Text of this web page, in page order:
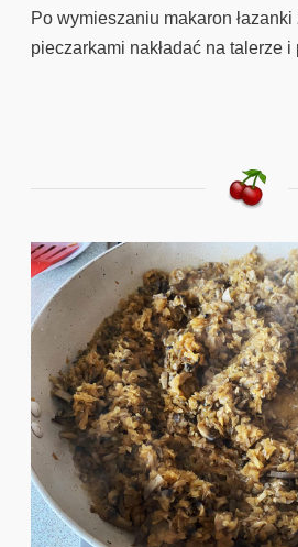
Po wymieszaniu makaron łazanki
pieczarkami nakładać na talerze i